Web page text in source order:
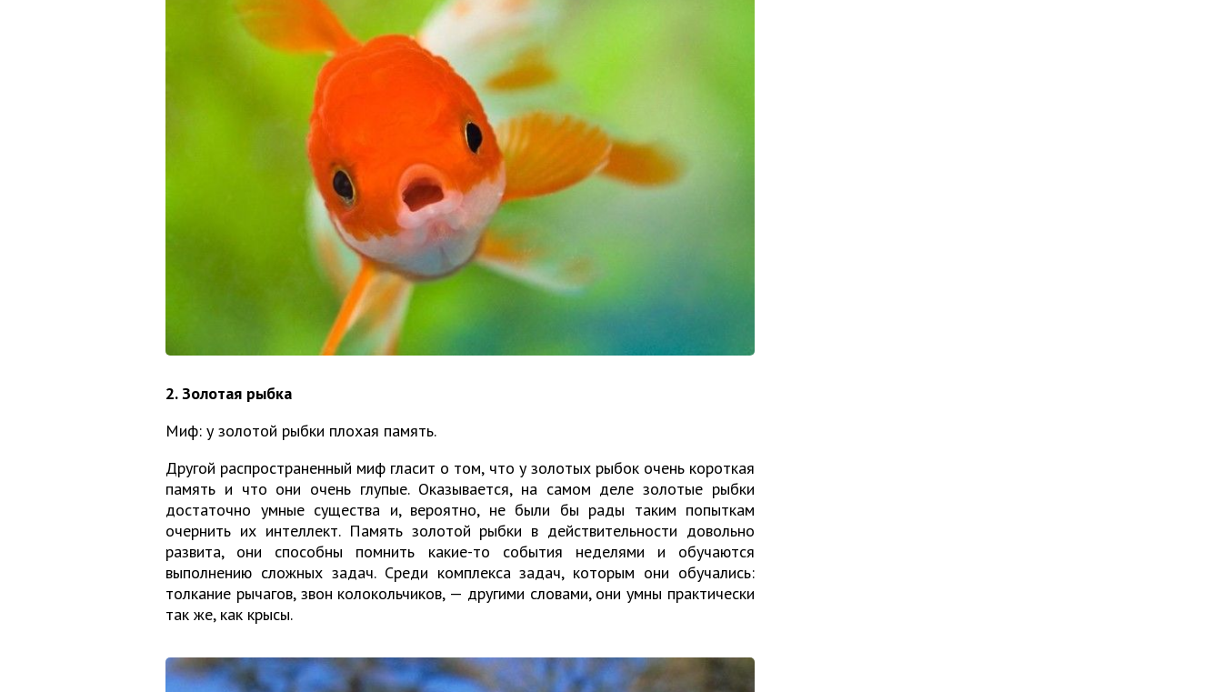
2. Золотая рыбка
Миф: у золотой рыбки плохая память.
Другой распространенный миф гласит о том, что у золотых рыбок очень короткая
память и что они очень глупые. Оказывается, на самом деле золотые рыбки
достаточно умные существа и, вероятно, не были бы рады таким попыткам
очернить их интеллект. Память золотой рыбки в действительности довольно
развита, они способны помнить какие-то события неделями и обучаются
выполнению сложных задач. Среди комплекса задач, которым они обучались:
толкание рычагов, звон колокольчиков, — другими словами, они умны практически
так же, как крысы.